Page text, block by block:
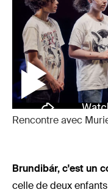
Rencontre avec
Brundibár, c'est un
celle de deux